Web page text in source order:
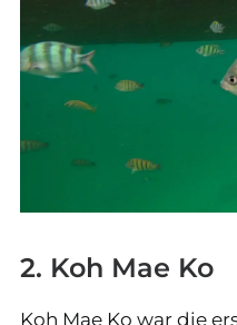
2. Koh Mae Ko
Koh Mae Ko war die